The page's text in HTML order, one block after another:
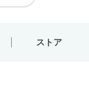
ストア